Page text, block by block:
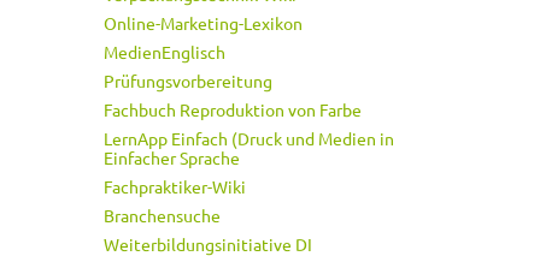
Online-Marketing-Lexikon
MedienEnglisch
Prüfungsvorbereitung
Fachbuch Reproduktion von Farbe
LernApp Einfach (Druck und Medien in
Einfacher Sprache
Fachpraktiker-Wiki
Branchensuche
Weiterbildungsinitiative DI